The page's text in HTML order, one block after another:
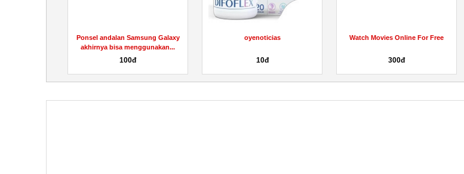
Ponsel andalan Samsung Galaxy
akhirnya bisa menggunakan...
100đ
oyenoticias
10đ
Watch Movies Online For Free
300đ